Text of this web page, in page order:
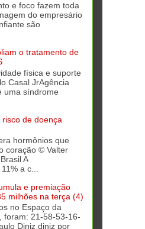
e foco fazem toda
do empresário
são
o tratamento de
física e suporte
Casal JrAgência
uma síndrome
de doença
hormônios que
coração © Valter
A
a c...
e premiação
milhões na terça (4)
no Espaço da
foram: 21-58-53-16-
Diniz diniz por